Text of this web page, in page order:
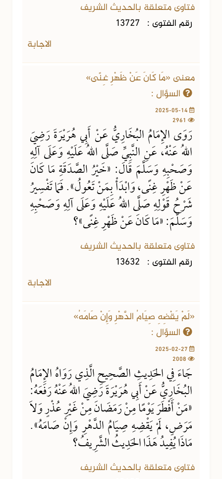
فتاوى متعلقة بالحديث الشريف
رقم الفتوى : 13727
الاجابة
معنى «مَا كَانَ عَنْ ظَهْرِ غِنًى»
السؤال :
رَوَى الإِمَامُ البُخَارِيُّ عَنْ أَبِي هُرَيْرَةَ رَضِيَ
اللهُ عَنْهُ، عَنِ النَّبِيِّ صَلَّى اللهُ عَلَيْهِ وَعَلَى آلِهِ
وَصَحْبِهِ وَسَلَّمَ قَالَ: «خَيْرُ الصَّدَقَةِ مَا كَانَ
عَنْ ظَهْرِ غِنًى، وَابْدَأْ بِمَنْ تَعُولُ». فَمَا تَفْسِيرُ
شَرْحُ قَوْلِهِ صَلَّى اللهُ عَلَيْهِ وَعَلَى آلِهِ وَصَحْبِهِ
وَسَلَّمَ: «مَا كَانَ عَنْ ظَهْرِ غِنًى»؟
فتاوى متعلقة بالحديث الشريف
رقم الفتوى : 13632
الاجابة
«لَمْ يَقْضِهِ صِيَامُ الدَّهْرِ وَإِنْ صَامَهُ»
السؤال :
جَاءَ فِي الحَدِيثِ الصَّحِيحِ الَّذِي رَوَاهُ الإِمَامُ
البُخَارِيُّ عَنْ أَبِي هُرَيْرَةَ رَضِيَ اللهُ عَنْهُ رَفَعَهُ:
«مَنْ أَفْطَرَ يَوْمًا مِنْ رَمَضَانَ مِنْ غَيْرِ عُذْرٍ وَلاَ
مَرَضٍ، لَمْ يَقْضِهِ صِيَامُ الدَّهْرِ وَإِنْ صَامَهُ».
مَاذَا يُفِيدُ هَذَا الحَدِيثُ الشَّرِيفُ؟
فتاوى متعلقة بالحديث الشريف